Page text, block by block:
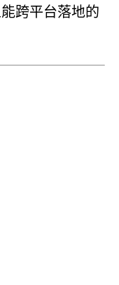
跨平台落地的